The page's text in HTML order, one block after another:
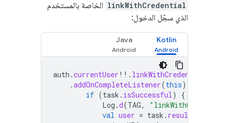
linkWithCredential الخاصة بالمستخدم
الذي سجّل الدخول:
Kotlin
Java
auth .currentUser !! . linkWithCredential
.addOnCompleteListener(this)
if (task . isSuccessful)
{
Log .d(TAG,
val user = task . result